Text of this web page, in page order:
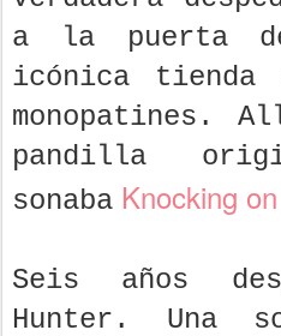
verdadera
a la puerta
icónica tienda
monopatines.
pandilla
sonaba Knocking
Seis años